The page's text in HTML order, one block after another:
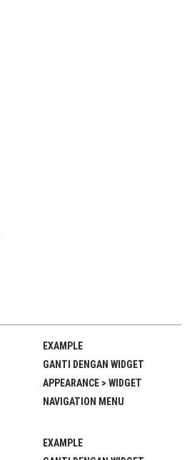
EXAMPLE
GANTI DENGAN WIDGET
APPEARANCE > WIDGET
NAVIGATION MENU
EXAMPLE